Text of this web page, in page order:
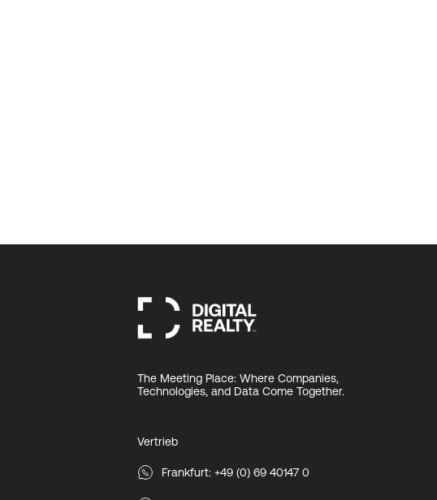
The Meeting Place: Where Companies,
Technologies, and Data Come Together.
Vertrieb
Frankfurt: +49 (0) 69 40147 0